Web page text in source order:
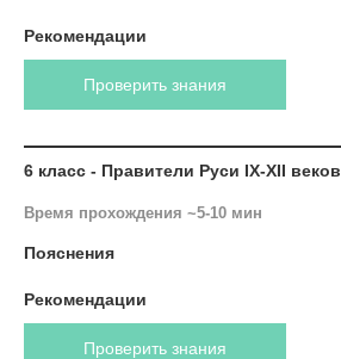
Рекомендации
Проверить знания
6 класс - Правители Руси IX-XII веков
Время прохождения ~5-10 мин
Пояснения
Рекомендации
Проверить знания